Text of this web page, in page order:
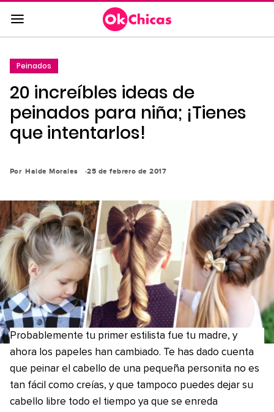
Saltar
al
contenido
a
la
navegación
principal
Peinados
20 increíbles ideas de
peinados para niña; ¡Tienes
que intentarlos!
Por Haide Morales 25 de febrero de 2017
Probablemente tu primer estilista fue tu madre, y
ahora los papeles han cambiado. Te has dado cuenta
que peinar el cabello de una pequeña personita no es
tan fácil como creías, y que tampoco puedes dejar su
cabello libre todo el tiempo ya que se enreda